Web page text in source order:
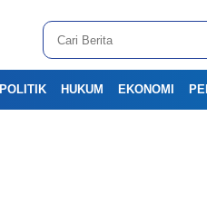
POLITIK HUKUM EKONOMI